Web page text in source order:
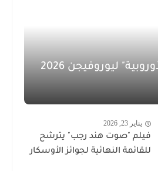
إلغاء "الجولة الأوروبية" ليوروفيجن 2026
يناير 23, 2026
فيلم "صوت هند رجب" يترشح
للقائمة النهائية لجوائز الأوسكار